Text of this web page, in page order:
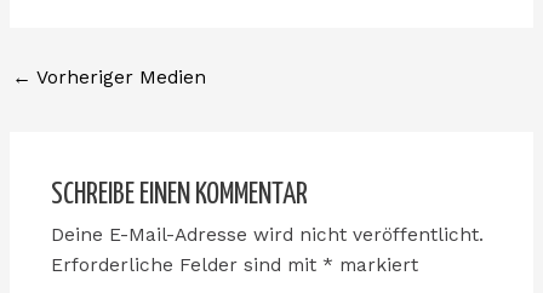
k
← Vorheriger Medien
SCHREIBE EINEN KOMMENTAR
Deine E-Mail-Adresse wird nicht veröffentlicht.
Erforderliche Felder sind mit * markiert